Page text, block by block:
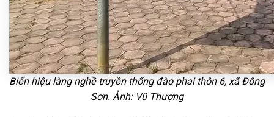
Biển hiệu làng nghề truyền thống đào phai thôn 6, xã Đông
Sơn. Ảnh: Vũ Thượng